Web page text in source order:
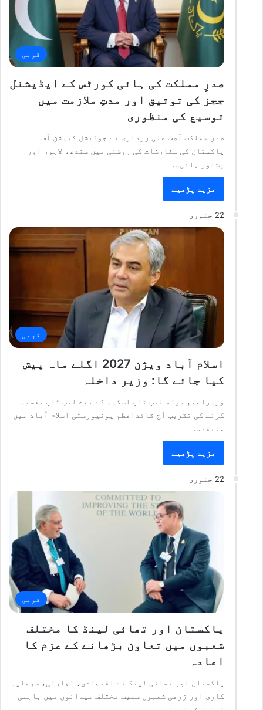
قومی
صدرِ مملکت کی ہائی کورٹس کے ایڈیشنل
ججز کی توثیق اور مدتِ ملازمت میں
توسیع کی منظوری
صدرِ مملکت آصف علی زرداری نے جوڈیشل کمیشن آف
پاکستان کی سفارشات کی روشنی میں سندھ، لاہور اور
پشاور ہائی…
مزید پڑھیے
22 جنوری
قومی
اسلام آباد ویژن 2027 اگلے ماہ پیش
کیا جائے گا: وزیر داخلہ
وزیراعظم یوتھ لیپ ٹاپ اسکیم کے تحت لیپ ٹاپ تقسیم
کرنے کی تقریب آج قائداعظم یونیورسٹی اسلام آباد میں
منعقد…
مزید پڑھیے
22 جنوری
قومی
پاکستان اور تھائی لینڈ کا مختلف
شعبوں میں تعاون بڑھانے کے عزم کا
اعادہ
پاکستان اور تھائی لینڈ نے اقتصادی، تجارتی، سرمایہ
کاری اور زرعی شعبوں سمیت مختلف میدانوں میں باہمی